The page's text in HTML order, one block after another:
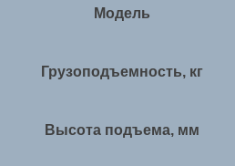
Модель
Грузоподъемность, кг
Высота подъема, мм